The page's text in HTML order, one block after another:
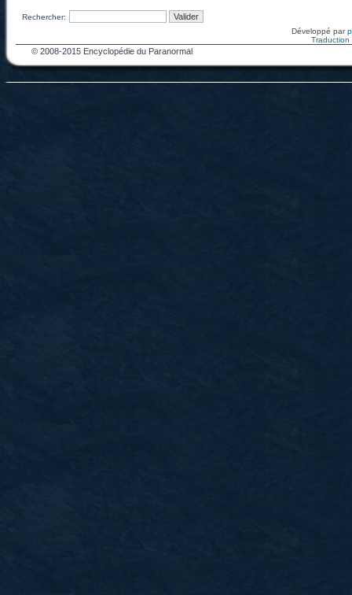
Rechercher:
Développé par
Traduction
© 2008-2015 Encyclopédie du Paranormal